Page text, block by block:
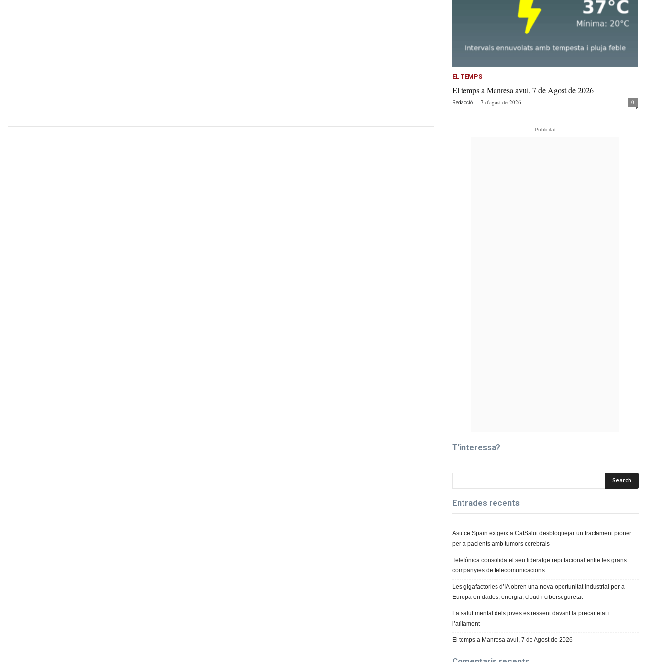
EL TEMPS
El temps a Manresa avui, 7 de Agost de 2026
Redacció - 7 d'agost de 2026 0
- Publicitat -
T’interessa?
Entrades recents
Astuce Spain exigeix a CatSalut desbloquejar un tractament pioner
per a pacients amb tumors cerebrals
Telefónica consolida el seu lideratge reputacional entre les grans
companyies de telecomunicacions
Les gigafactories d’IA obren una nova oportunitat industrial per a
Europa en dades, energia, cloud i ciberseguretat
La salut mental dels joves es ressent davant la precarietat i
l’aïllament
El temps a Manresa avui, 7 de Agost de 2026